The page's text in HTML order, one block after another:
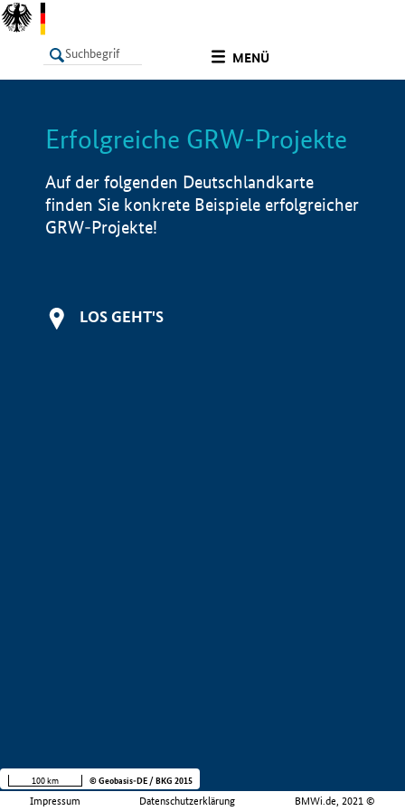
MENÜ
LISTE Info
Erfolgreiche GRW-Projekte
Auf der folgenden Deutschlandkarte
finden Sie konkrete Beispiele erfolgreicher
GRW-Projekte!
LOS GEHT'S
Impressum Datenschutzerklärung BMWi.de, 2021 ©
100 km © Geobasis-DE / BKG 2015